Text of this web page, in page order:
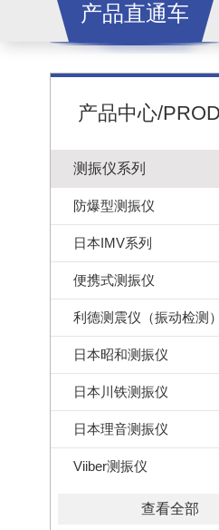
产品直通车
产品中心/
测振仪系列
防爆型测振仪
日本IMV系列
便携式测振仪
利德测震仪（振动检测）
日本昭和测振仪
日本川铁测振仪
日本理音测振仪
Viiber测振仪
查看全部